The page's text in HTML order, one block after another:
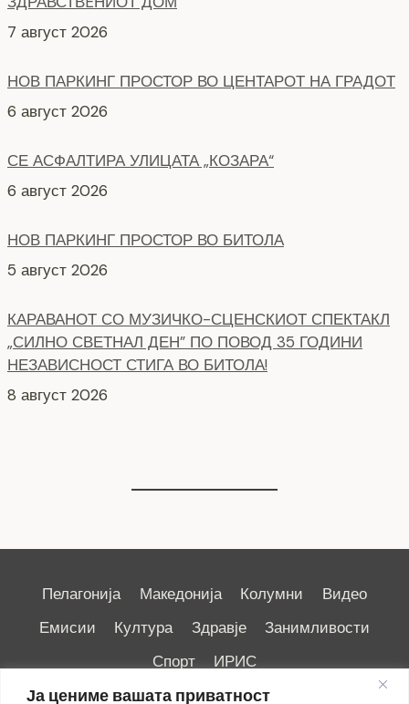
Ја цениме вашата приватност
НОВ ПАРКИНГ ПРОСТОР ВО ЦЕНТАРОТ НА ГРАДОТ
6 август 2026
СЕ АСФАЛТИРА УЛИЦАТА „КОЗАРА“
6 август 2026
НОВ ПАРКИНГ ПРОСТОР ВО БИТОЛА
5 август 2026
КАРАВАНОТ СО МУЗИЧКО-СЦЕНСКИОТ СПЕКТАКЛ
„СИЛНО СВЕТНАЛ ДЕН” ПО ПОВОД 35 ГОДИНИ
8 август 2026
СЕ АСФАЛТИРААТ УШТЕ ДВЕ УЛИЦИ КАЈ
ЗДРАВСТВEНИОТ ДОМ
Пелагонија Македонија Колумни
Видео
Емисии
Култура Здравје
Занимливости
Спорт
ИРИС